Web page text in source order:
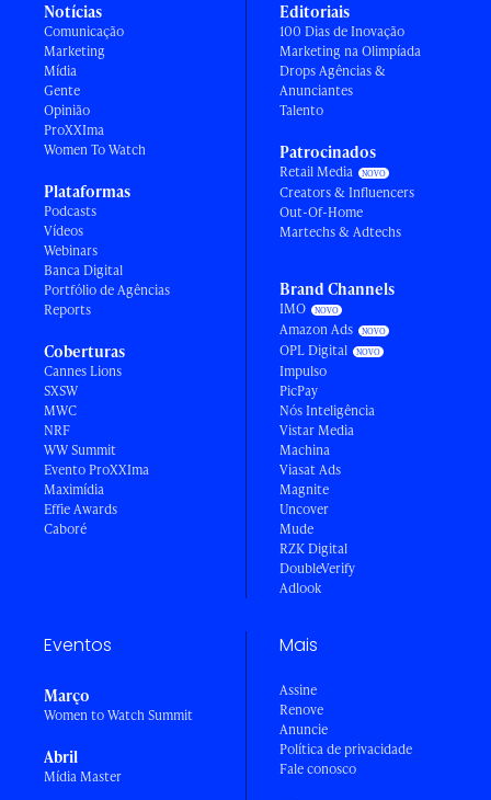
Notícias
Comunicação
Marketing
Mídia
Gente
Opinião
ProXXIma
Women To Watch
Plataformas
Podcasts
Vídeos
Webinars
Banca Digital
Portfólio de Agências
Reports
Coberturas
Cannes Lions
SXSW
MWC
NRF
WW Summit
Evento ProXXIma
Maximídia
Effie Awards
Caboré
Editoriais
100 Dias de Inovação
Marketing na Olimpíada
Drops Agências &
Anunciantes
Talento
Patrocinados
Retail Media
Creators & Influencers
Out-Of-Home
Martechs & Adtechs
Brand Channels
IMO
Amazon Ads
OPL Digital
Impulso
PicPay
Nós Inteligência
Vistar Media
Machina
Viasat Ads
Magnite
Uncover
Mude
RZK Digital
DoubleVerify
Adlook
Eventos
Março
Women to Watch Summit
Abril
Mídia Master
Mais
Assine
Renove
Anuncie
Política de privacidade
Fale conosco